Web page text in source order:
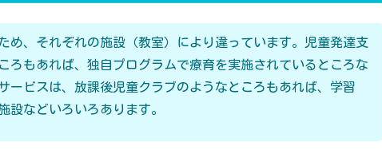
め、それぞれの施設（教室）により違っています。児童発達支
ろもあれば、独自プログラムで療育を実施されているところな
ービスは、放課後児童クラブのようなところもあれば、学習
設などいろいろあります。